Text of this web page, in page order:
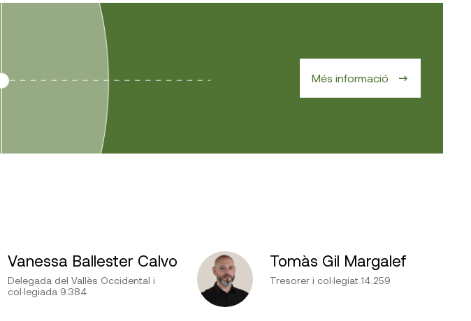
Més informació
Vanessa Ballester Calvo
Delegada del Vallès Occidental i
col·legiada 9.384
Tomàs Gil Margalef
Tresorer i col·legiat 14.259